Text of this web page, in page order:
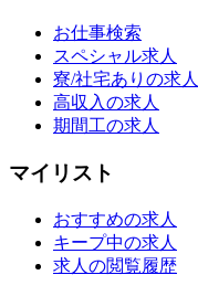
お仕事検索
スペシャル求人
寮/社宅ありの求人
高収入の求人
期間工の求人
マイリスト
おすすめの求人
キープ中の求人
求人の閲覧履歴